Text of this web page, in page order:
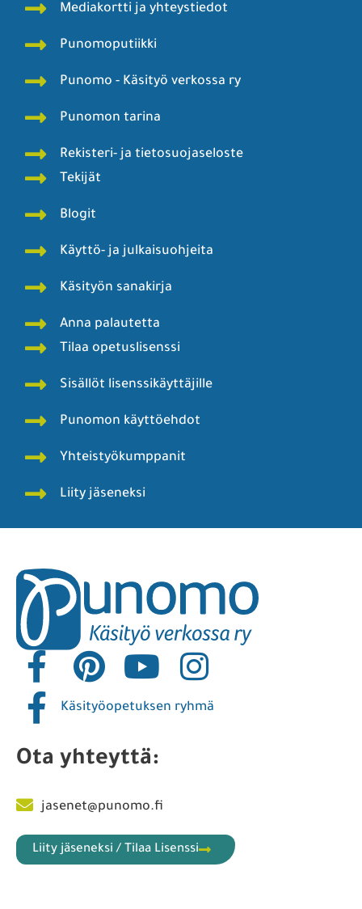
Mediakortti ja yhteystiedot
Punomoputiikki
Punomo - Käsityö verkossa ry
Punomon tarina
Rekisteri- ja tietosuojaseloste
Tekijät
Blogit
Käyttö- ja julkaisuohjeita
Käsityön sanakirja
Anna palautetta
Tilaa opetuslisenssi
Sisällöt lisenssikäyttäjille
Punomon käyttöehdot
Yhteistyökumppanit
Liity jäseneksi
Käsityöopetuksen ryhmä
Ota yhteyttä:
jasenet@punomo.fi
Liity jäseneksi / Tilaa Lisenssi